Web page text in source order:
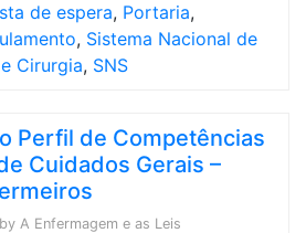
de espera, Portaria,
, Sistema Nacional de
Cirurgia, SNS
Perfil de Competências
Cuidados Gerais –
by A Enfermagem e as Leis